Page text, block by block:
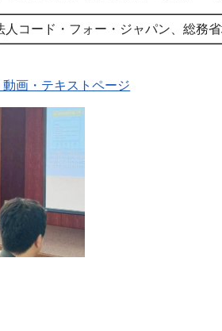
人コード・フォー・ジャパン、総務
画・テキストページ